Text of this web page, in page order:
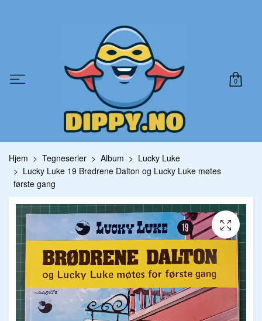
0
Hjem Tegneserier Album
Lucky Luke
Lucky Luke 19 Brødrene Dalton og Lucky Luke møtes
første gang